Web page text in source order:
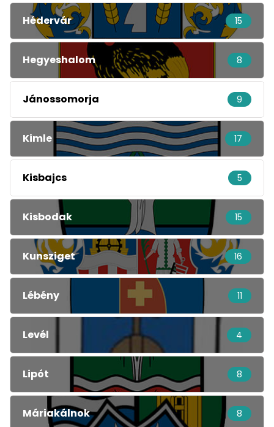
Hédervár 15
Hegyeshalom 8
Jánossomorja 9
Kimle 17
Kisbajcs 5
Kisbodak 15
Kunsziget 16
Lébény 11
Levél 4
Lipót 8
Máriakálnok 8